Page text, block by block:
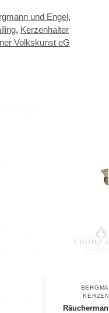
und Engel,
, Kerzenhalter
Volkskunst eG